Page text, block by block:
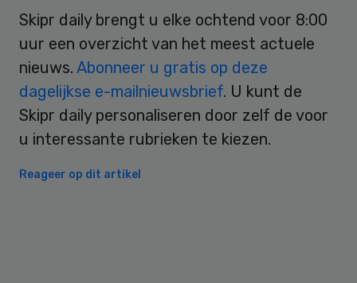
Skipr daily brengt u elke ochtend voor 8:00
uur een overzicht van het meest actuele
nieuws. Abonneer u gratis op deze
dagelijkse e-mailnieuwsbrief. U kunt de
Skipr daily personaliseren door zelf de voor
u interessante rubrieken te kiezen.
Reageer op dit artikel